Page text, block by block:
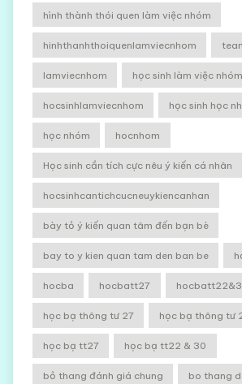
hình thành thói quen làm việc nhóm
hinhthanhthoiquenlamviecnhom
lamviecnhom học sinh làm việc nhóm
hocsinhlamviecnhom học sinh học
học nhóm hocnhom
Học sinh cần tích cực nêu ý kiến cá nhân
hocsinhcantichcucneuykiencanhan
bày tỏ ý kiến quan tâm đến bạn bè
bay to y kien quan tam den ban be
hocba hocbatt27
học bạ thông tư 27 học bạ thông tư
học bạ tt27 học bạ tt22 & 30
bỏ thang đánh giá chung bo thang